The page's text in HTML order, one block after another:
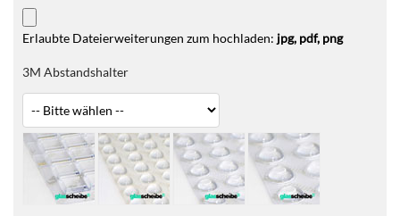
Erlaubte Dateierweiterungen zum hochladen: jpg, pdf, png
3M Abstandshalter